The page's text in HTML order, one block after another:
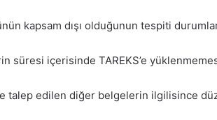
kapsam dışı olduğunun tespiti
süresi içerisinde TAREKS’e
talep edilen diğer belgelerin ilgilisince